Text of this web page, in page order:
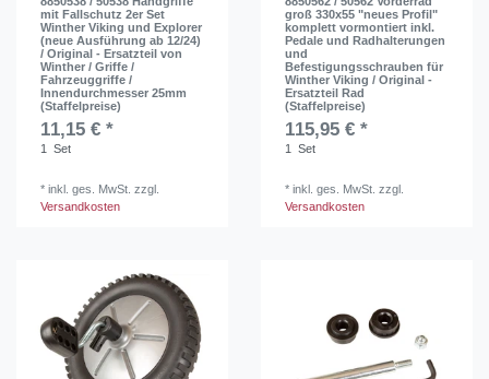
mit Fallschutz 2er Set
Winther Viking und Explorer
(neue Ausführung ab 12/24)
/ Original - Ersatzteil von
Winther / Griffe /
Fahrzeuggriffe /
Innendurchmesser 25mm
(Staffelpreise)
11,15 € *
1 Set
*inkl. ges. MwSt. zzgl.
Versandkosten
groß 330x55 "neues Profil"
komplett vormontiert inkl.
Pedale und Radhalterungen
und
Befestigungsschrauben für
Winther Viking / Original -
Ersatzteil Rad
(Staffelpreise)
115,95 € *
1 Set
*inkl. ges. MwSt. zzgl.
Versandkosten